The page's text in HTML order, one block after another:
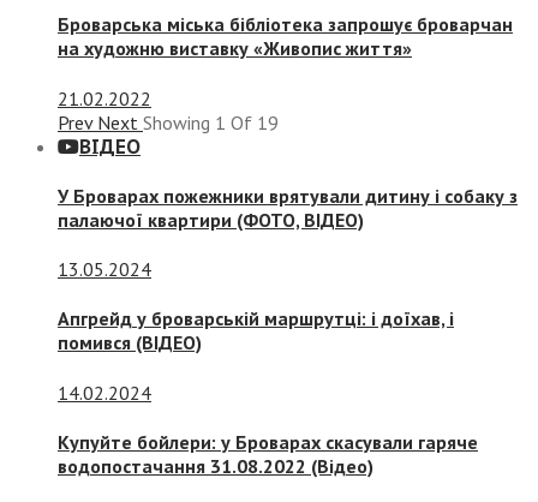
Броварська міська бібліотека запрошує броварчан
на художню виставку «Живопис життя»
21.02.2022
Prev Next Showing 1 Of 19
ВІДЕО
У Броварах пожежники врятували дитину і собаку з
палаючої квартири (ФОТО, ВІДЕО)
13.05.2024
Апгрейд у броварській маршрутці: і доїхав, і
помився (ВІДЕО)
14.02.2024
Купуйте бойлери: у Броварах скасували гаряче
водопостачання 31.08.2022 (Відео)